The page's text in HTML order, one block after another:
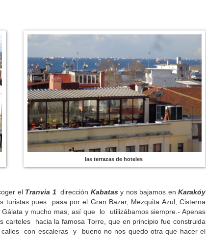
las terrazas de hoteles
el Tranvia 1 dirección Kabatasy nos bajamos en Karakóy
pues pasa por el Gran Bazar, Mezquita Azul, Cisterna
y mucho mas, así que lo utilizábamos siempre.- Apenas
hacia la famosa Torre, que en principio fue construida
con escaleras y bueno no nos quedo otra que hacer el